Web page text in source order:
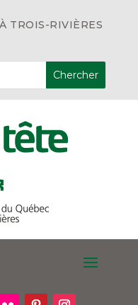
TROIS-RIVIÈRES